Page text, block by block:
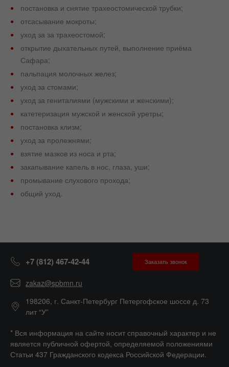
постановка и снятие трахеостомической трубки;
отсасывание мокроты;
уход за за трахеостомой;
открытие дыхательных путей, выполнение приёма
Сафара;
пальпация молочных желез;
уход за стомами;
уход за гениталиями (мужскими и женскими);
катетеризация мужской и женской уретры;
постановка клизм;
уход за пролежнями;
взятие мазков из носа и рта;
закапывание капель в нос, глаза, уши;
промывание слухового прохода;
общий уход.
+7 (812) 467-42-44 Заказать звонок
zakaz@spbmn.ru
198206, г. Санкт-Петербург Петергофское шоссе д. 73
лит “У”
* Вся информация на сайте носит справочный характер и не
является публичной офертой, определяемой положениями
Статьи 437 Гражданского кодекса Российской Федерации.